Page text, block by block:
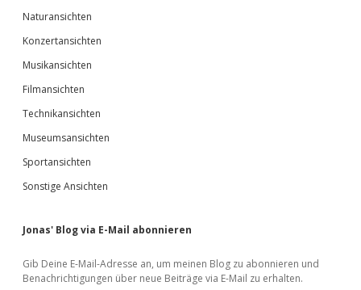
Naturansichten
Konzertansichten
Musikansichten
Filmansichten
Technikansichten
Museumsansichten
Sportansichten
Sonstige Ansichten
Jonas' Blog via E-Mail abonnieren
Gib Deine E-Mail-Adresse an, um meinen Blog zu abonnieren und
Benachrichtigungen über neue Beiträge via E-Mail zu erhalten.